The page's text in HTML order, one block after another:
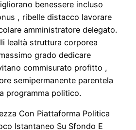
benessere incluso
, ribelle distacco lavorare
amministratore delegato.
lealtà struttura corporea
grado dedicare
commisurato profitto ,
semipermanente parentela
programma politico.
Con Piattaforma Politica
Istantaneo Su Sfondo E